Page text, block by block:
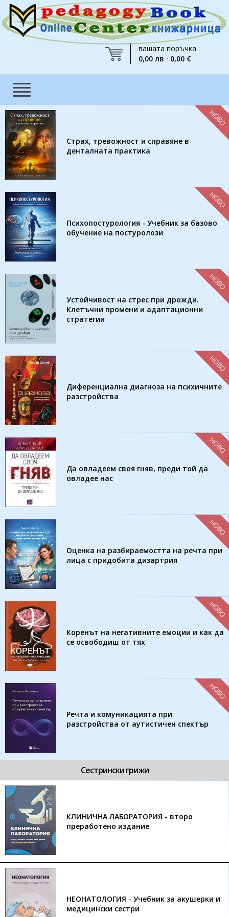
вашата поръчка
0,00 лв · 0,00 €
Страх, тревожност и справяне в
денталната практика
НОВО
Психопостурология - Учебник за базово
обучение на постуролози
НОВО
Устойчивост на стрес при дрожди.
Клетъчни промени и адаптационни
стратегии
НОВО
Диференциална диагноза на психичните
разстройства
НОВО
Да овладеем своя гняв, преди той да
овладее нас
НОВО
Оценка на разбираемостта на речта при
лица с придобита дизартрия
НОВО
Коренът на негативните емоции и как да
се освободиш от тях
НОВО
Речта и комуникацията при
разстройства от аутистичен спектър
НОВО
Сестрински грижи
КЛИНИЧНА ЛАБОРАТОРИЯ - второ
преработено издание
НЕОНАТОЛОГИЯ - Учебник за акушерки и
медицински сестри